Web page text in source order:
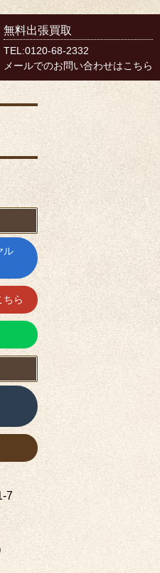
ル
ちら
無料出張買取
TEL:0120-68-2332
メールでのお問い合わせはこちら